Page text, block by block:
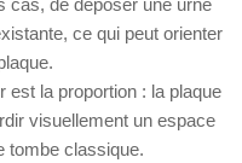
cas, de déposer une urne
ce qui peut orienter
est la proportion : la plaque
visuellement un espace
tombe classique.